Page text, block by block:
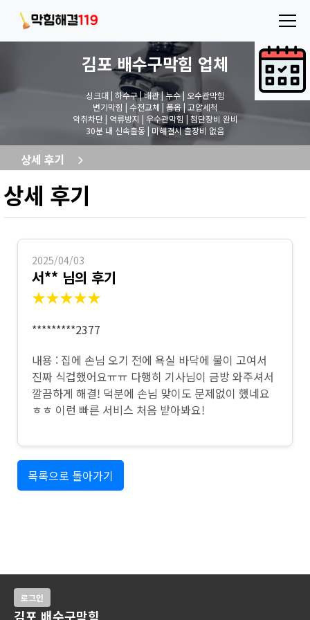
김포 배수구막힘 업체
싱크대 | 하수구 | 배관 | 누수 | 오수관막힘
변기막힘 | 수전교체 | 폽옵 | 고압세척
악취차단 | 역류방지 | 우수관막힘 | 첨단장비 완비
30분 내 신속출동 | 미해결시 출장비 없음
상세 후기
상세 후기
2025/04/03
서** 님의 후기
★★★★★
*********2377
내용 : 집에 손님 오기 전에 욕실 바닥에 물이 고여서
진짜 식겁했어요ㅠㅠ 다행히 기사님이 금방 와주셔서
깔끔하게 해결! 덕분에 손님 맞이도 문제없이 했네요
ㅎㅎ 이런 빠른 서비스 처음 받아봐요!
목록으로 돌아가기
로그인
김포 배수구막힘